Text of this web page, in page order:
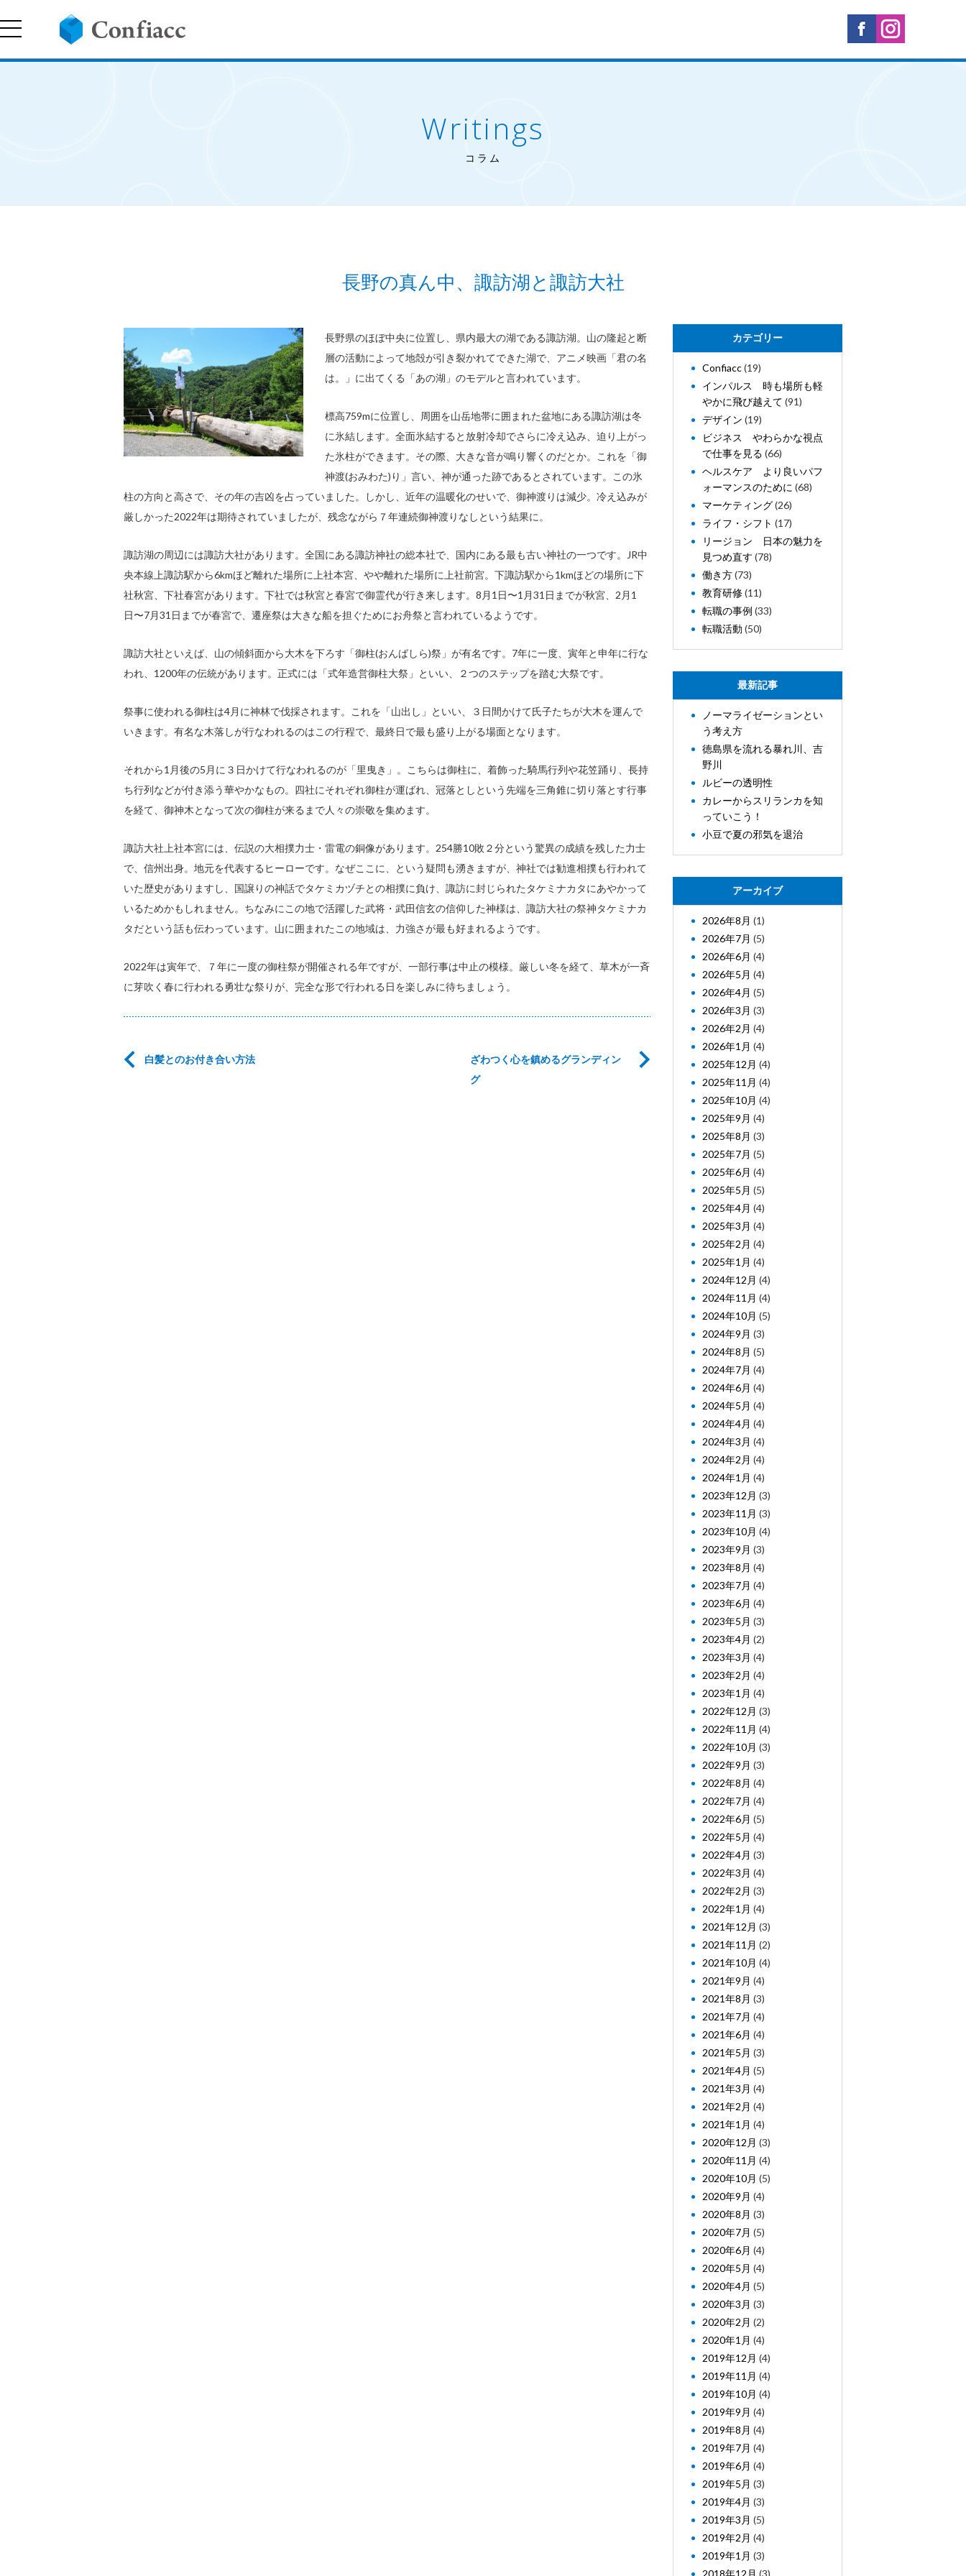
Writings
コラム
長野の真ん中、諏訪湖と諏訪大社
長野県のほぼ中央に位置し、県内最大の湖である諏訪湖。山の隆起と断
層の活動によって地殻が引き裂かれてできた湖で、アニメ映画「君の名
は。」に出てくる「あの湖」のモデルと言われています。
標高759mに位置し、周囲を山岳地帯に囲まれた盆地にある諏訪湖は冬
に氷結します。全面氷結すると放射冷却でさらに冷え込み、迫り上がっ
た氷柱ができます。その際、大きな音が鳴り響くのだとか。これを「御
神渡(おみわた)り」言い、神が通った跡であるとされています。この氷
柱の方向と高さで、その年の吉凶を占っていました。しかし、近年の温暖化のせいで、御神渡りは減少。冷え込みが
厳しかった2022年は期待されていましたが、残念ながら７年連続御神渡りなしという結果に。
諏訪湖の周辺には諏訪大社があります。全国にある諏訪神社の総本社で、国内にある最も古い神社の一つです。JR中
央本線上諏訪駅から6kmほど離れた場所に上社本宮、やや離れた場所に上社前宮。下諏訪駅から1kmほどの場所に下
社秋宮、下社春宮があります。下社では秋宮と春宮で御霊代が行き来します。8月1日〜1月31日までが秋宮、2月1
日〜7月31日までが春宮で、遷座祭は大きな船を担ぐためにお舟祭と言われているようです。
諏訪大社といえば、山の傾斜面から大木を下ろす「御柱(おんばしら)祭」が有名です。7年に一度、寅年と申年に行な
われ、1200年の伝統があります。正式には「式年造営御柱大祭」といい、２つのステップを踏む大祭です。
祭事に使われる御柱は4月に神林で伐採されます。これを「山出し」といい、３日間かけて氏子たちが大木を運んで
いきます。有名な木落しが行なわれるのはこの行程で、最終日で最も盛り上がる場面となります。
それから1月後の5月に３日かけて行なわれるのが「里曳き」。こちらは御柱に、着飾った騎馬行列や花笠踊り、長持
ち行列などが付き添う華やかなもの。四社にそれぞれ御柱が運ばれ、冠落としという先端を三角錐に切り落とす行事
を経て、御神木となって次の御柱が来るまで人々の崇敬を集めます。
諏訪大社上社本宮には、伝説の大相撲力士・雷電の銅像があります。254勝10敗２分という驚異の成績を残した力士
で、信州出身。地元を代表するヒーローです。なぜここに、という疑問も湧きますが、神社では勧進相撲も行われて
いた歴史がありますし、国譲りの神話でタケミカヅチとの相撲に負け、諏訪に封じられたタケミナカタにあやかって
いるためかもしれません。ちなみにこの地で活躍した武将・武田信玄の信仰した神様は、諏訪大社の祭神タケミナカ
タだという話も伝わっています。山に囲まれたこの地域は、力強さが最も好まれるようです。
2022年は寅年で、７年に一度の御柱祭が開催される年ですが、一部行事は中止の模様。厳しい冬を経て、草木が一斉
に芽吹く春に行われる勇壮な祭りが、完全な形で行われる日を楽しみに待ちましょう。
ざわつく心を鎮めるグランディン
グ
白髪とのお付き合い方法
カテゴリー
Confiacc(19)
インパルス 時も場所も軽
やかに飛び越えて (91)
デザイン (19)
ビジネス やわらかな視点
で仕事を見る (66)
ヘルスケア より良いパフ
ォーマンスのために (68)
マーケティング(26)
ライフ・シフト (17)
リージョン 日本の魅力を
見つめ直す (78)
働き方(73)
教育研修(11)
転職の事例 (33)
転職活動 (50)
最新記事
ノーマライゼーションとい
う考え方
徳島県を流れる暴れ川、吉
野川
ルビーの透明性
カレーからスリランカを知
っていこう！
小豆で夏の邪気を退治
アーカイブ
2026年8月 (1)
2026年7月 (5)
2026年6月 (4)
2026年5月 (4)
2026年4月 (5)
2026年3月 (3)
2026年2月 (4)
2026年1月 (4)
2025年12月 (4)
2025年11月 (4)
2025年10月 (4)
2025年9月 (4)
2025年8月 (3)
2025年7月 (5)
2025年6月 (4)
2025年5月 (5)
2025年4月 (4)
2025年3月 (4)
2025年2月 (4)
2025年1月 (4)
2024年12月 (4)
2024年11月 (4)
2024年10月 (5)
2024年9月 (3)
2024年8月 (5)
2024年7月 (4)
2024年6月 (4)
2024年5月 (4)
2024年4月 (4)
2024年3月 (4)
2024年2月 (4)
2024年1月 (4)
2023年12月 (3)
2023年11月 (3)
2023年10月 (4)
2023年9月 (3)
2023年8月 (4)
2023年7月 (4)
2023年6月 (4)
2023年5月 (3)
2023年4月 (2)
2023年3月 (4)
2023年2月 (4)
2023年1月 (4)
2022年12月 (3)
2022年11月 (4)
2022年10月 (3)
2022年9月 (3)
2022年8月 (4)
2022年7月 (4)
2022年6月 (5)
2022年5月 (4)
2022年4月 (3)
2022年3月 (4)
2022年2月 (3)
2022年1月 (4)
2021年12月 (3)
2021年11月 (2)
2021年10月 (4)
2021年9月 (4)
2021年8月 (3)
2021年7月 (4)
2021年6月 (4)
2021年5月 (3)
2021年4月 (5)
2021年3月 (4)
2021年2月 (4)
2021年1月 (4)
2020年12月 (3)
2020年11月 (4)
2020年10月 (5)
2020年9月 (4)
2020年8月 (3)
2020年7月 (5)
2020年6月 (4)
2020年5月 (4)
2020年4月 (5)
2020年3月 (3)
2020年2月 (2)
2020年1月 (4)
2019年12月 (4)
2019年11月 (4)
2019年10月 (4)
2019年9月 (4)
2019年8月 (4)
2019年7月 (4)
2019年6月 (4)
2019年5月 (3)
2019年4月 (3)
2019年3月 (5)
2019年2月 (4)
2019年1月 (3)
2018年12月 (3)